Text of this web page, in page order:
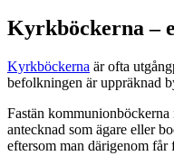
Kyrkböckerna –
Kyrkböckerna är ofta
befolkningen är uppräknad
Fastän kommunionböckerna
antecknad som ägare eller
eftersom man därigenom får